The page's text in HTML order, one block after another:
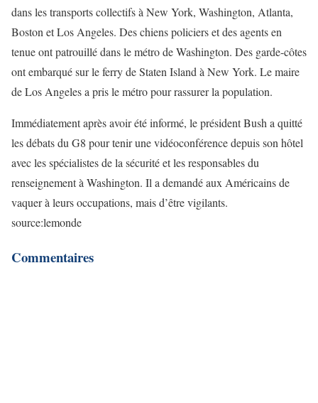
dans les transports collectifs à New York, Washington, Atlanta,
Boston et Los Angeles. Des chiens policiers et des agents en
tenue ont patrouillé dans le métro de Washington. Des garde-côtes
ont embarqué sur le ferry de Staten Island à New York. Le maire
de Los Angeles a pris le métro pour rassurer la population.
Immédiatement après avoir été informé, le président Bush a quitté
les débats du G8 pour tenir une vidéoconférence depuis son hôtel
avec les spécialistes de la sécurité et les responsables du
renseignement à Washington. Il a demandé aux Américains de
vaquer à leurs occupations, mais d’être vigilants.
source:lemonde
Commentaires